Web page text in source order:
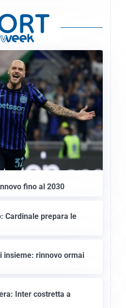
fino al 2030
Cardinale prepara le
insieme: rinnovo ormai
Inter costretta a